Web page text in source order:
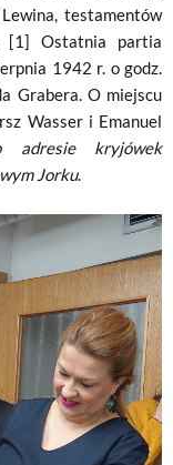
testamentów
[1] Ostatnia partia
1942 r. o godz.
Grabera. O miejscu
Wasser i Emanuel
adresie kryjówek
Jorku.